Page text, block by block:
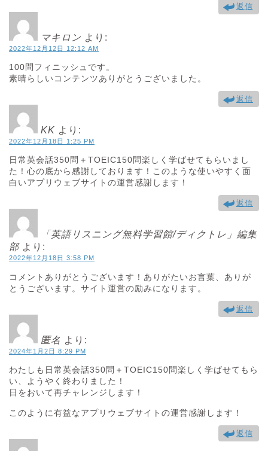
Around 400 dollars, I suppose.（正解）
返信
マキロン より:
2022年12月12日 12:12 AM
100問フィニッシュです。
素晴らしいコンテンツありがとうございました。
返信
KK より:
2022年12月18日 1:25 PM
日常英会話350問＋TOEIC150問楽しく学ばせてもらいまし
た！心の底から感謝しております！このような使いやすく面
白いアプリウェブサイトの運営感謝します！
返信
「英語リスニング無料学習館/ディクトレ」編集
部 より:
2022年12月18日 3:58 PM
コメントありがとうございます！ありがたいお言葉、ありが
とうございます。サイト運営の励みになります。
返信
匿名 より:
2024年1月2日 8:29 PM
わたしも日常英会話350問＋TOEIC150問楽しく学ばせてもら
い、ようやく終わりました！
日をおいて再チャレンジします！
このように有益なアプリウェブサイトの運営感謝します！
返信